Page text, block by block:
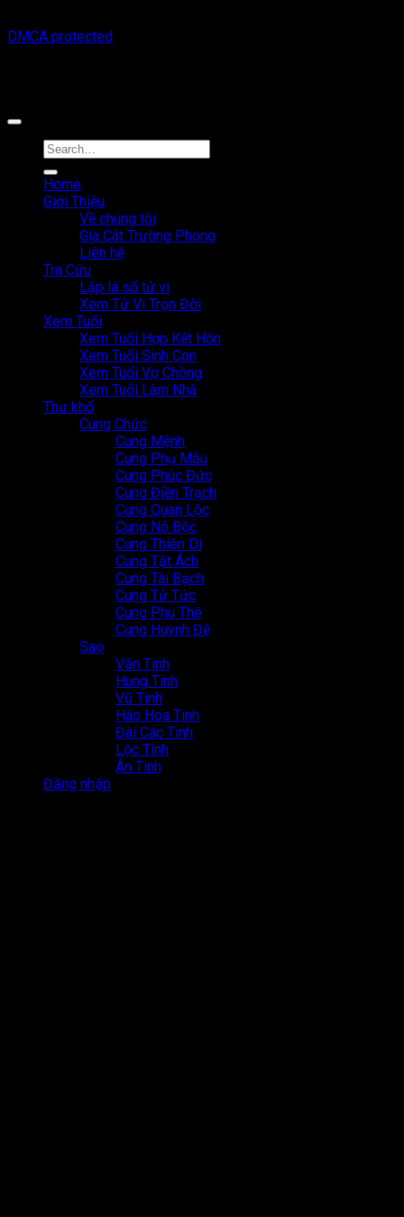
DMCA protected
Home
Giới Thiệu
Về chúng tôi
Gia Cát Trường Phong
Liên hệ
Tra Cứu
Lập lá số tử vi
Xem Tử Vi Trọn Đời
Xem Tuổi
Xem Tuổi Hợp Kết Hôn
Xem Tuổi Sinh Con
Xem Tuổi Vợ Chồng
Xem Tuổi Làm Nhà
Thư khố
Cung Chức
Cung Mệnh
Cung Phụ Mẫu
Cung Phúc Đức
Cung Điền Trạch
Cung Quan Lộc
Cung Nô Bộc
Cung Thiên Di
Cung Tật Ách
Cung Tài Bạch
Cung Tử Tức
Cung Phu Thê
Cung Huynh Đệ
Sao
Văn Tinh
Hung Tinh
Vũ Tinh
Hào Hoa Tinh
Đài Các Tinh
Lộc Tinh
Án Tinh
Đăng nhập